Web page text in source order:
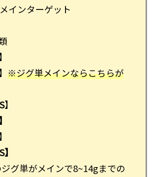
インターゲット
※ジグ単メインならこちらが
】
ジグ単がメインで8~14gまでの